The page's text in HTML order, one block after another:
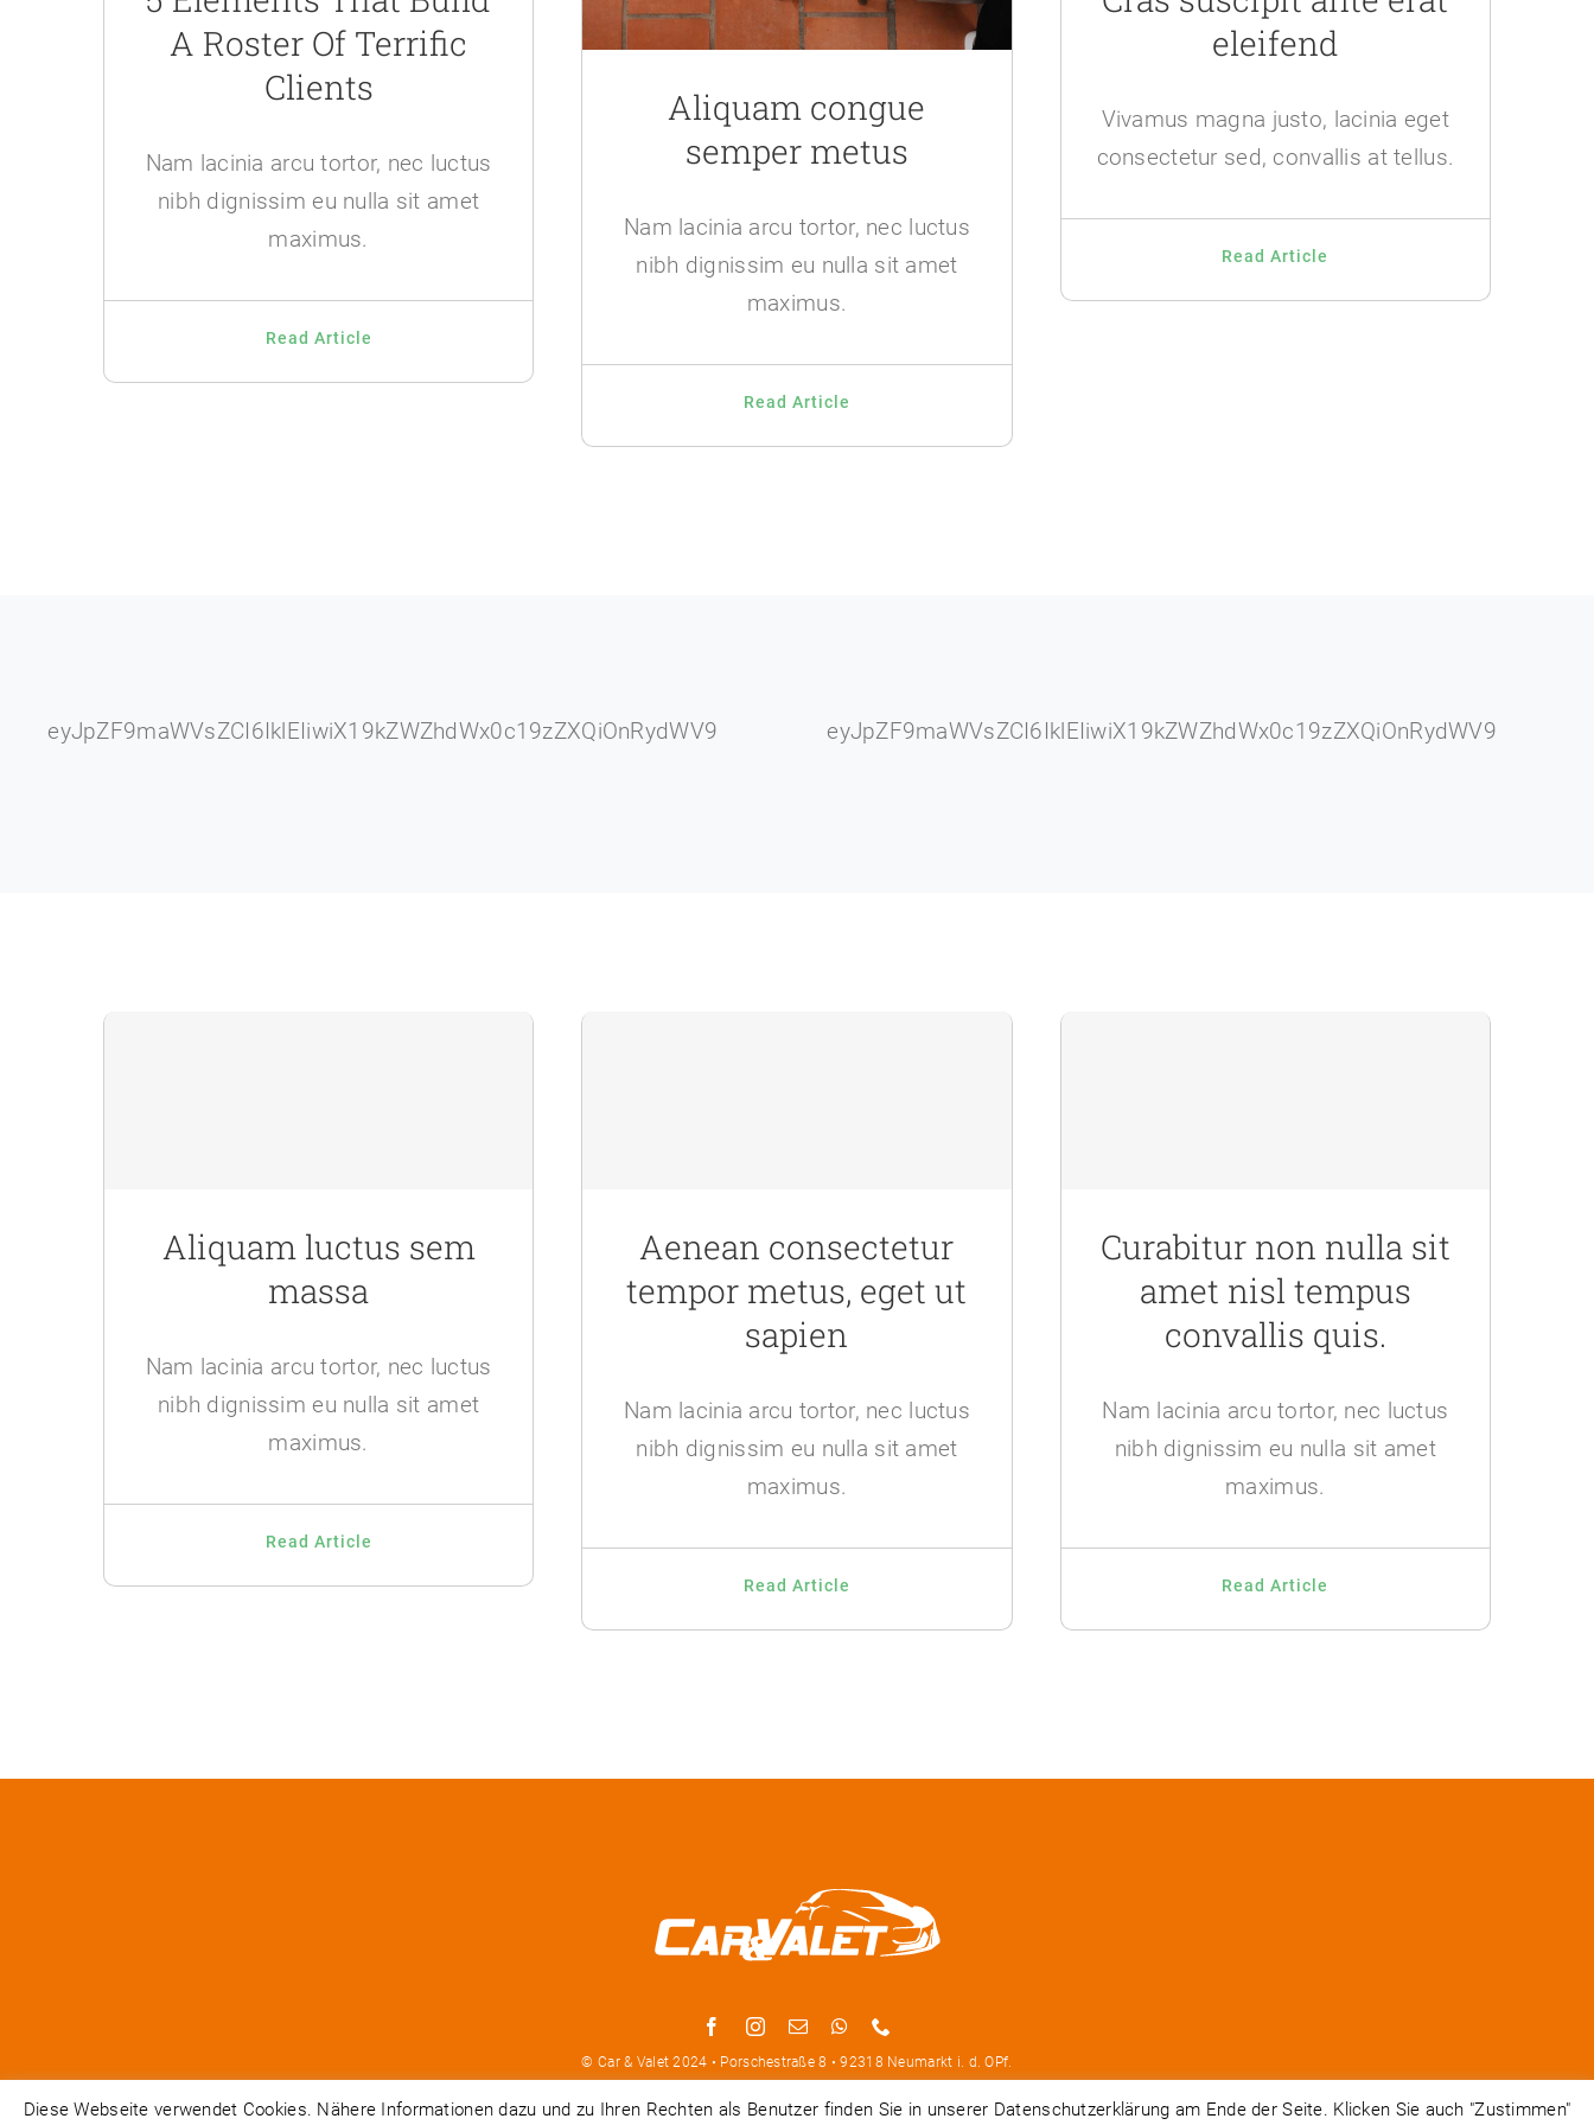
A Roster Of Terrific
Clients
Nam lacinia arcu tortor, nec luctus
nibh dignissim eu nulla sit amet
maximus.
Read Article
Aliquam congue
semper metus
Nam lacinia arcu tortor, nec luctus
nibh dignissim eu nulla sit amet
maximus.
Read Article
eleifend
Vivamus magna justo, lacinia eget
consectetur sed, convallis at tellus.
Read Article
eyJpZF9maWVsZCI6IklEIiwiX19kZWZhdWx0c19zZXQiOnRydWV9 eyJpZF9maWVsZCI6IklEIiwiX19kZWZhdWx0c19zZXQiOnRydWV9
Aliquam luctus sem
massa
Nam lacinia arcu tortor, nec luctus
nibh dignissim eu nulla sit amet
maximus.
Read Article
Aenean consectetur
tempor metus, eget ut
sapien
Nam lacinia arcu tortor, nec luctus
nibh dignissim eu nulla sit amet
maximus.
Read Article
Curabitur non nulla sit
amet nisl tempus
convallis quis.
Nam lacinia arcu tortor, nec luctus
nibh dignissim eu nulla sit amet
maximus.
Read Article
© Car & Valet 2024 • Porschestraße 8 • 92318 Neumarkt i. d. OPf.
Impressum|Datenschutz|Kontakt
Diese Webseite verwendet Cookies. Nähere Informationen dazu und zu Ihren Rechten als Benutzer finden Sie in unserer Datenschutzerklärung am Ende der Seite. Klicken Sie auch "Zustimmen"